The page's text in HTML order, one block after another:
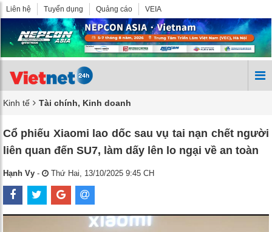
Liên hệ Tuyển dụng Quảng cáo VEIA
Kinh tế Tài chính, Kinh doanh
Cổ phiếu Xiaomi lao dốc sau vụ tai nạn chết người
liên quan đến SU7, làm dấy lên lo ngại về an toàn
Hạnh Vy - Thứ Hai, 13/10/2025 9:45 CH